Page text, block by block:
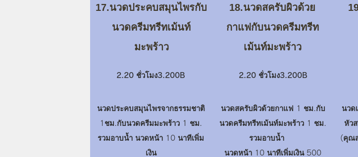
17.นวดประคบสมุนไพรกับ
นวดครีมทรีทเม้นท์
มะพร้าว
2.20 ชั่วโมง3.200B
นวดประคบสมุนไพรจากธรรมชาติ
1ชม.กับนวดครีมมะพร้าว 1 ชม.
รวมอาบน้ำ นวดหน้า 10 นาทีเพิ่ม
เงิน
18.นวดสครับผิวด้วย
กาแฟกับนวดครีมทรีท
เม้นท์มะพร้าว
2.20 ชั่วโมง3.200B
นวดสครับผิวด้วยกาแฟ 1 ชม.กับ
นวดครีมทรีทเม้นท์มะพร้าว 1 ชม.
รวมอาบน้ำ
นวดหน้า 10 นาทีเพิ่มเงิน 500
นวด
หัว
(คุณ